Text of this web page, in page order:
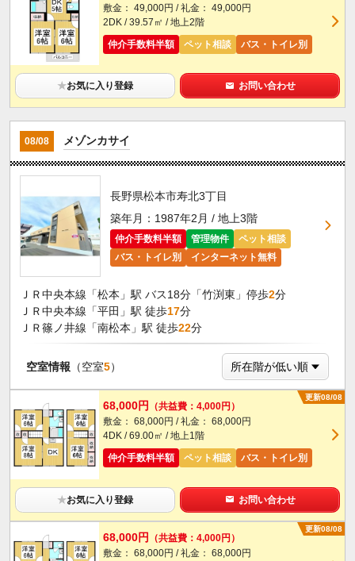
敷金： 49,000円 / 礼金： 49,000円
2DK / 39.57㎡ / 地上2階
仲介手数料半額
ペット相談 バス・トイレ別
★お気に入り登録 お問い合わせ
08/08 メゾンカサイ
長野県松本市寿北3丁目
築年月：1987年2月 / 地上3階
仲介手数料半額 管理物件
ペット相談
バス・トイレ別
インターネット無料
ＪＲ中央本線「松本」駅 バス18分「竹渕東」停歩2分
ＪＲ中央本線「平田」駅 徒歩17分
ＪＲ篠ノ井線「南松本」駅 徒歩22分
空室情報 （空室5）
更新08/08
68,000円
（共益費：4,000円）
敷金： 68,000円 / 礼金： 68,000円
4DK / 69.00㎡ / 地上1階
仲介手数料半額
ペット相談 バス・トイレ別
★お気に入り登録 お問い合わせ
更新08/08
68,000円
（共益費：4,000円）
敷金： 68,000円 / 礼金： 68,000円